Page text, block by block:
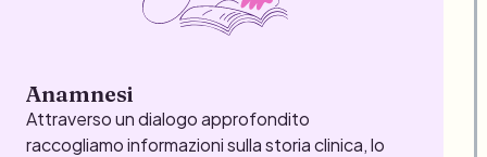
Anamnesi
Attraverso un dialogo approfondito
raccogliamo informazioni sulla storia clinica, lo